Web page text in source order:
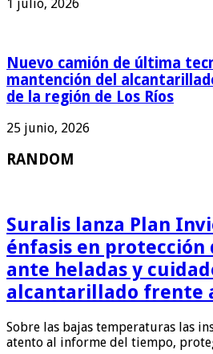
1 julio, 2026
Nuevo camión de última
mantención del
de la región de Los Ríos
25 junio, 2026
RANDOM
Suralis lanza Plan
énfasis en protección
ante heladas y
alcantarillado frente
Sobre las bajas temperaturas las
atento al informe del tiempo,